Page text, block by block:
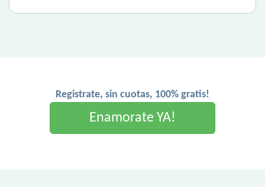
Registrate, sin cuotas, 100% gratis!
Enamorate YA!